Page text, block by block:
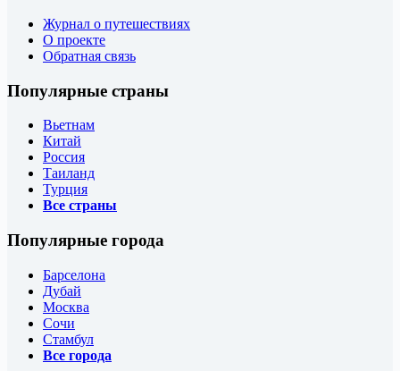
Журнал о путешествиях
О проекте
Обратная связь
Популярные страны
Вьетнам
Китай
Россия
Таиланд
Турция
Все страны
Популярные города
Барселона
Дубай
Москва
Сочи
Стамбул
Все города